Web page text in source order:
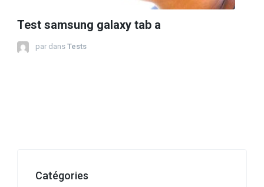
Test samsung galaxy tab a
par dans Tests
Catégories